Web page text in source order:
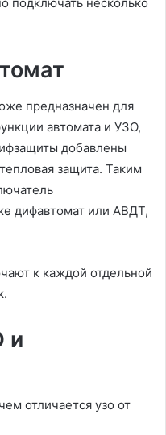
предназначен для
автомата и УЗО,
добавлены
защита. Таким
дифавтомат или АВДТ,
к каждой отдельной
и
отличается узо от